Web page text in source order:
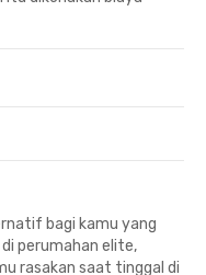
bagi kamu yang
perumahan elite,
rasakan saat tinggal di